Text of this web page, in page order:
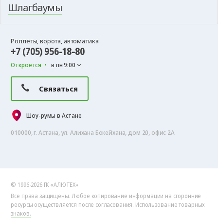
Шлагбаумы
Роллеты, ворота, автоматика:
+7 (705) 956-18-80
Откроется в пн 9:00
Связаться
Шоу-румы в Астане
010000, г. Астана, ул. Алихана Бокейхана, дом 20, офис 2А
© 1996-2026 ГК «АЛЮТЕХ»
Все права защищены. Любое копирование информации на сторонние
ресурсы осуществляется после согласования. Использование товарных
знаков.